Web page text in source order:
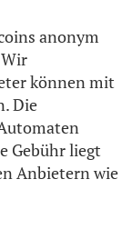
anonym
können mit
Die
Gebühr liegt
Anbietern wie